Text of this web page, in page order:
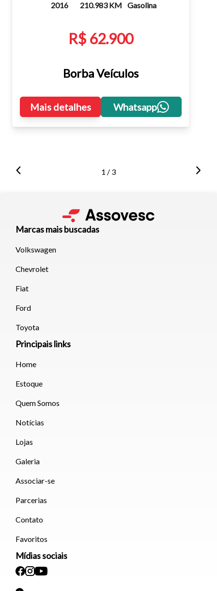
2016 210.983 KM Gasolina
R$ 62.900
Borba Veículos
Mais detalhes Whatsapp
1 / 3
Marcas mais buscadas
Volkswagen
Chevrolet
Fiat
Ford
Toyota
Principais links
Home
Estoque
Quem Somos
Notícias
Lojas
Galeria
Associar-se
Parcerias
Contato
Favoritos
Mídias sociais